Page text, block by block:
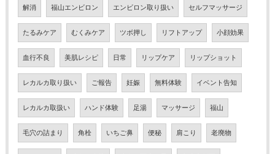
解消 福山エンビロン エンビロン取り扱い セルフマッサージ
たるみケア むくみケア ツボ押し リフトアップ 小顔効果
血行不良 美肌レシピ 日常 リップケア リップショット
レカルカ取り扱い ご報告 妊娠 無料体験 イベント告知
レカルカ取扱い ハンド体験 足湯 マッサージ 福山
毛穴の詰まり 角栓 いちご鼻 便秘 肩こり 老廃物